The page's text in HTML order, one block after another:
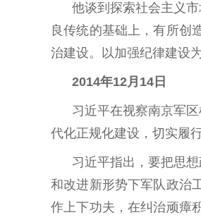
他谈到探索社会主义
良传统的基础上，有所创
治建设。以加强纪律建设
2014年12月14日
习近平在视察南京军
代化正规化建设，切实履
习近平指出，要把思
和改进新形势下军队政治
作上下功夫，在纠治顽瘴